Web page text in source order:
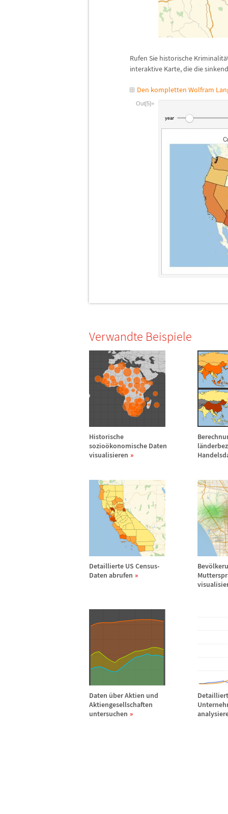
Rufen Sie historische Kriminalitä
interaktive Karte, die die
Den kompletten Wolfram
Out[5]=
Verwandte Beispiele
Historische
sozioökonomische Daten
visualisieren
lä
Detaillierte US Census-
Daten abrufen
Bevö
Daten über Aktien und
Aktiengesellschaften
untersuchen